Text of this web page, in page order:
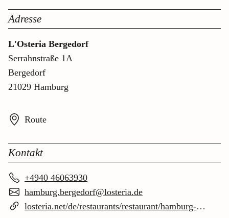
Adresse
L'Osteria Bergedorf
Serrahnstraße 1A
Bergedorf
21029 Hamburg
Route
Kontakt
+4940 46063930
hamburg.bergedorf@losteria.de
losteria.net/de/restaurants/restaurant/hamburg-bergedorf